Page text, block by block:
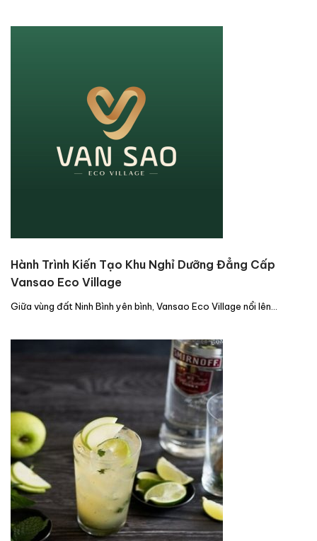
Hành Trình Kiến Tạo Khu Nghỉ Dưỡng Đẳng Cấp
Vansao Eco Village
Giữa vùng đất Ninh Bình yên bình, Vansao Eco Village nổi lên…